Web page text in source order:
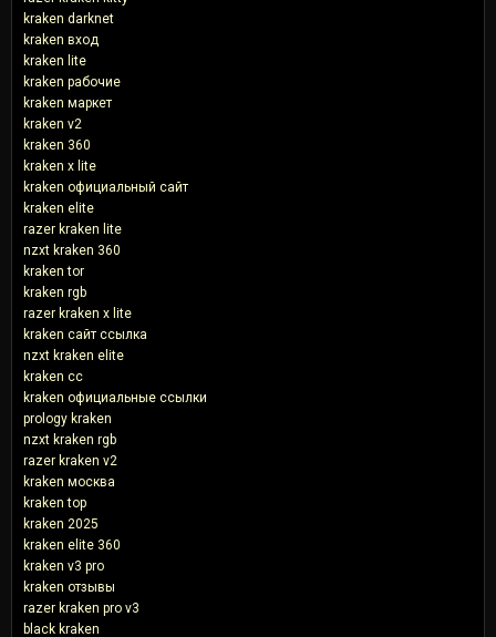
kraken darknet
kraken вход
kraken lite
kraken рабочие
kraken маркет
kraken v2
kraken 360
kraken x lite
kraken официальный сайт
kraken elite
razer kraken lite
nzxt kraken 360
kraken tor
kraken rgb
razer kraken x lite
kraken сайт ссылка
nzxt kraken elite
kraken cc
kraken официальные ссылки
prology kraken
nzxt kraken rgb
razer kraken v2
kraken москва
kraken top
kraken 2025
kraken elite 360
kraken v3 pro
kraken отзывы
razer kraken pro v3
black kraken